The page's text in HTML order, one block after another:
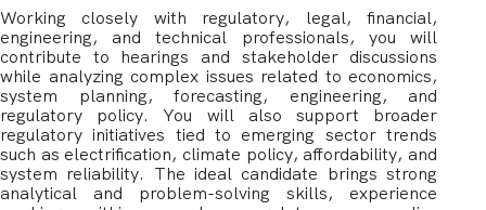
Working closely with regulatory, legal, financial,
engineering, and technical professionals, you will
contribute to hearings and stakeholder discussions
while analyzing complex issues related to economics,
system planning, forecasting, engineering, and
regulatory policy. You will also support broader
regulatory initiatives tied to emerging sector trends
such as electrification, climate policy, affordability, and
system reliability. The ideal candidate brings strong
analytical and problem-solving skills, experience